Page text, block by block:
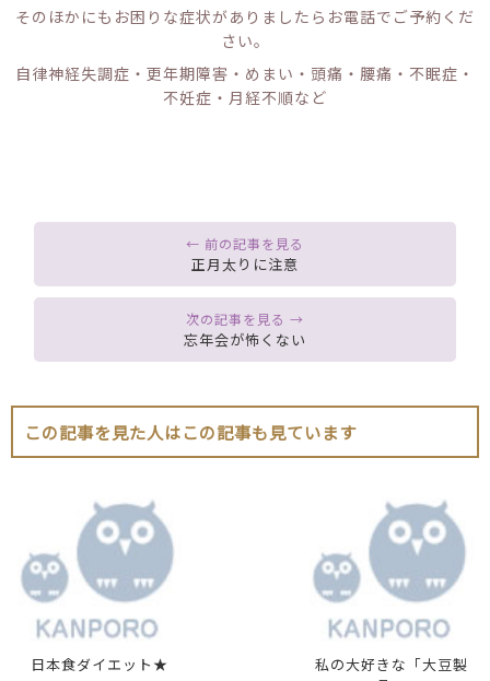
そのほかにもお困りな症状がありましたらお電話でご予約くだ
さい。
自律神経失調症・更年期障害・めまい・頭痛・腰痛・不眠症・
不妊症・月経不順など
正月太りに注意
忘年会が怖くない
この記事を見た人はこの記事も見ています
日本食ダイエット★
私の大好きな「大豆製